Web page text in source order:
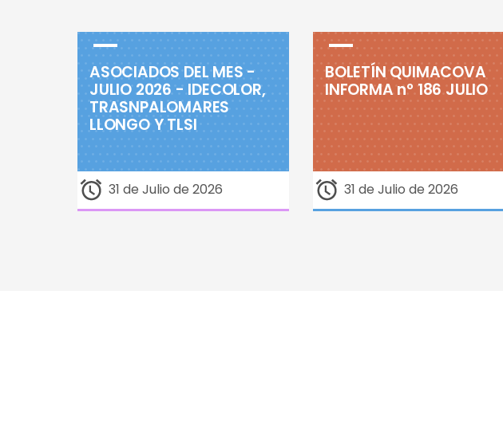
ASOCIADOS DEL MES -
JULIO 2026 - IDECOLOR,
TRASNPALOMARES
LLONGO Y TLSI
31 de Julio de 2026
BOLETÍN QUIMACOVA
INFORMA nº 186 JULIO
31 de Julio de 2026